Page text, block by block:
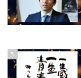
5